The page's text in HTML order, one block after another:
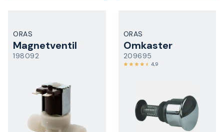
ORAS
Magnetventil
198092
ORAS
Omkaster
209695
4,9